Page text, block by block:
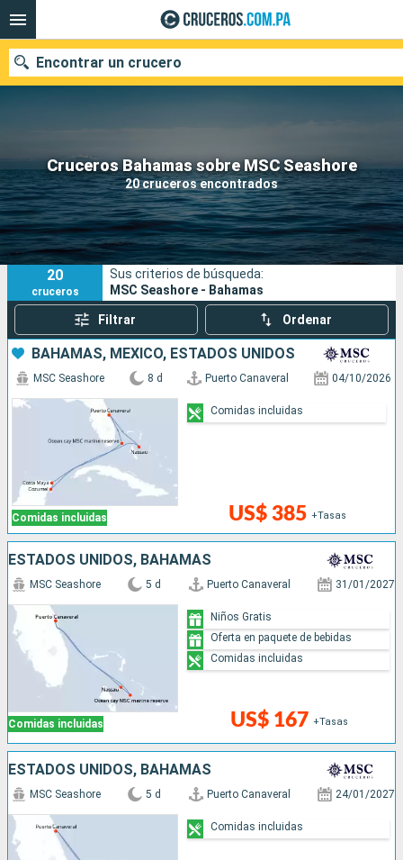
Cruceros Bahamas sobre MSC Seashore
20 cruceros encontrados
Encontrar un crucero
Nuestros destinos
Fecha de salida
Puertos Compañías
Buscar
20
cruceros
Sus criterios de búsqueda:
MSC Seashore - Bahamas
Filtrar Ordenar
BAHAMAS, MÉXICO, ESTADOS UNIDOS
Comidas incluidas
MSC Seashore 8 d Puerto Canaveral 04/10/2026
US$ 385 +Tasas
Comidas incluidas
ESTADOS UNIDOS, BAHAMAS
Comidas incluidas
MSC Seashore 5 d Puerto Canaveral 31/01/2027
US$ 167 +Tasas
Niños Gratis
Oferta en paquete de bebidas
Comidas incluidas
ESTADOS UNIDOS, BAHAMAS
MSC Seashore 5 d Puerto Canaveral 24/01/2027
Comidas incluidas